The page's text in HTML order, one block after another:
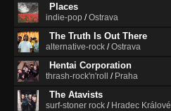
Places
indie-pop /Ostrava
The Truth Is Out There
alternative-rock /Ostrava
Hentai Corporation
thrash-rock'n'roll / Praha
The Atavists
surf-stoner rock / Hradec Králové